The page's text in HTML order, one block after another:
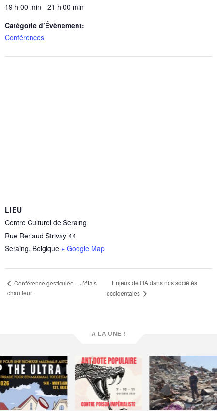
19 h 00 min - 21 h 00 min
Catégorie d’Évènement:
Conférences
LIEU
Centre Culturel de Seraing
Rue Renaud Strivay 44
Seraing, Belgique + Google Map
Conférence gesticulée – J’étais
chauffeur
Enjeux de l’IA dans nos sociétés
occidentales
A LA UNE !